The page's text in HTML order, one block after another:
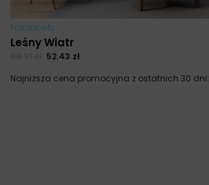
Fototapety
Leśny Wiatr
52.43 zł
Najniższa cena promocyjna z ostatnich 30 dni: